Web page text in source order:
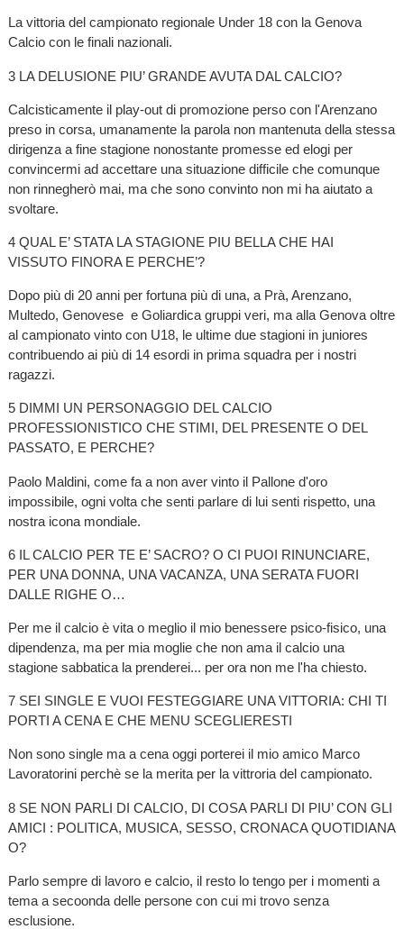
La vittoria del campionato regionale Under 18 con la Genova
Calcio con le finali nazionali.
3 LA DELUSIONE PIU’ GRANDE AVUTA DAL CALCIO?
Calcisticamente il play-out di promozione perso con l'Arenzano
preso in corsa, umanamente la parola non mantenuta della stessa
dirigenza a fine stagione nonostante promesse ed elogi per
convincermi ad accettare una situazione difficile che comunque
non rinnegherò mai, ma che sono convinto non mi ha aiutato a
svoltare.
4 QUAL E’ STATA LA STAGIONE PIU BELLA CHE HAI
VISSUTO FINORA E PERCHE’?
Dopo più di 20 anni per fortuna più di una, a Prà, Arenzano,
Multedo, Genovese e Goliardica gruppi veri, ma alla Genova oltre
al campionato vinto con U18, le ultime due stagioni in juniores
contribuendo ai più di 14 esordi in prima squadra per i nostri
ragazzi.
5 DIMMI UN PERSONAGGIO DEL CALCIO
PROFESSIONISTICO CHE STIMI, DEL PRESENTE O DEL
PASSATO, E PERCHE?
Paolo Maldini, come fa a non aver vinto il Pallone d'oro
impossibile, ogni volta che senti parlare di lui senti rispetto, una
nostra icona mondiale.
6 IL CALCIO PER TE E’ SACRO? O CI PUOI RINUNCIARE,
PER UNA DONNA, UNA VACANZA, UNA SERATA FUORI
DALLE RIGHE O…
Per me il calcio è vita o meglio il mio benessere psico-fisico, una
dipendenza, ma per mia moglie che non ama il calcio una
stagione sabbatica la prenderei... per ora non me l'ha chiesto.
7 SEI SINGLE E VUOI FESTEGGIARE UNA VITTORIA: CHI TI
PORTI A CENA E CHE MENU SCEGLIERESTI
Non sono single ma a cena oggi porterei il mio amico Marco
Lavoratorini perchè se la merita per la vittroria del campionato.
8 SE NON PARLI DI CALCIO, DI COSA PARLI DI PIU’ CON GLI
AMICI : POLITICA, MUSICA, SESSO, CRONACA QUOTIDIANA
O?
Parlo sempre di lavoro e calcio, il resto lo tengo per i momenti a
tema a secoonda delle persone con cui mi trovo senza
esclusione.